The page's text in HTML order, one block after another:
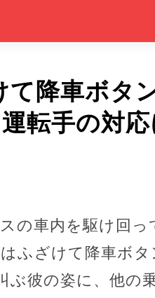
降車ボタ
転手の対
の車内を駆け回っ
ふざけて降車ボ
彼の姿に、他の